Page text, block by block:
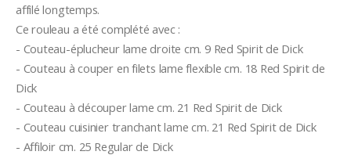
affilé longtemps.
Ce rouleau a été complété avec :
- Couteau-éplucheur lame droite cm. 9 Red Spirit de Dick
- Couteau à couper en filets lame flexible cm. 18 Red Spirit de
Dick
- Couteau à découper lame cm. 21 Red Spirit de Dick
- Couteau cuisinier tranchant lame cm. 21 Red Spirit de Dick
- Affiloir cm. 25 Regular de Dick